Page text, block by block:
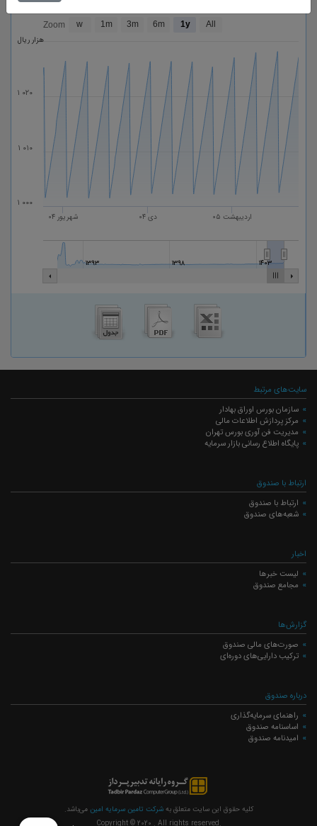
هزار ریال
Zoom w 1m 3m 6m 1y All
شهریور ۰۴ دی ۰۴ اردیبهشت ۰۵
۱۳۹۳ ۱۳۹۸ ۱۴۰۳
۱ ۰۰۰
۱ ۰۱۰
۱ ۰۲۰
سایت‌های مرتبط
سازمان بورس اوراق بهادار
مرکز پردازش اطلاعات مالی
مدیریت فن آوری بورس تهران
پایگاه اطلاع رسانی بازار سرمایه
ارتباط با صندوق
ارتباط با صندوق
شعبه‌های صندوق
اخبار
لیست خبرها
مجامع صندوق
گزارش‌ها
صورت‌های مالی صندوق
ترکیب دارایی‌های دوره‌ای
درباره صندوق
راهنمای سرمایه‌گذاری
اساسنامه صندوق
امیدنامه صندوق
کلیه حقوق این سایت متعلق بهشرکت تامین سرمایه امینمی‌باشد.
Copyright © 2020 . All rights reserved.